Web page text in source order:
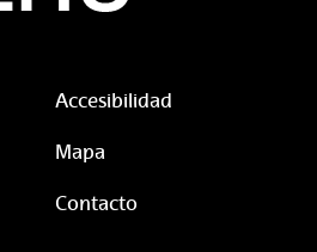
Accesibilidad
Mapa
Contacto